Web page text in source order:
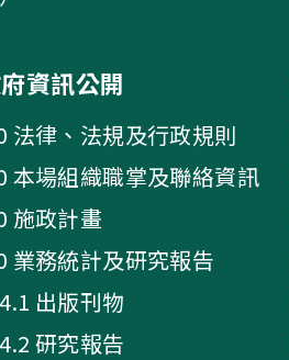
資訊公開
法律、法規及行政規則
本場組織職掌及聯絡資訊
施政計畫
業務統計及研究報告
出版刊物
研究報告